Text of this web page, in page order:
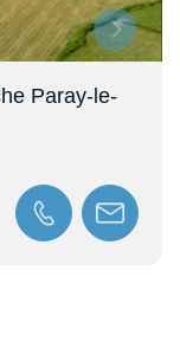
Paray-le-